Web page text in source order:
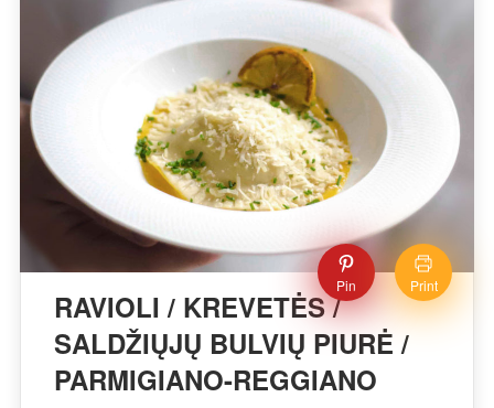
Pin Print
RAVIOLI / KREVETĖS /
SALDŽIŲJŲ BULVIŲ PIURĖ /
PARMIGIANO-REGGIANO